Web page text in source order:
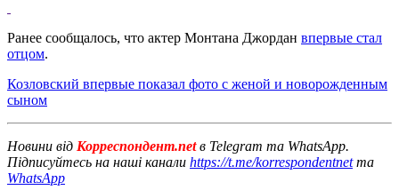
Ранее сообщалось, что актер Монтана Джордан впервые стал
отцом.
Козловский впервые показал фото с женой и новорожденным
сыном
Новини від Корреспондент.netв Telegram та WhatsApp.
Підписуйтесь на наші канали https://t.me/korrespondentnetта
WhatsApp